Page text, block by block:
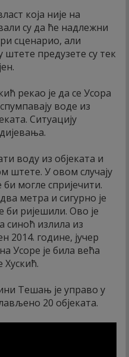
која није на
су да ће надлежни
сценарио, али
предузете су тек
рекао је да се Усора
воде из
Ситуацију
воду из објеката и
штете. У овом случају
могле спријечити.
метра и сигурно је
ријешили. Ово је
синоћ излила из
2014. године, јучер
Усоре је била већа
Хускић.
Тешањ је управо у
20 објеката.